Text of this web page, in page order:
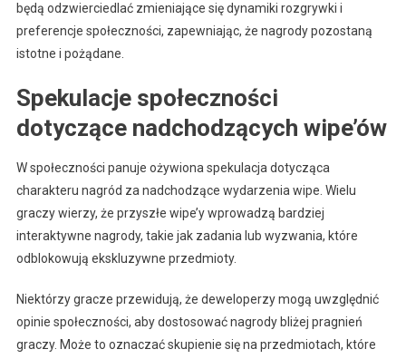
będą odzwierciedlać zmieniające się dynamiki rozgrywki i
preferencje społeczności, zapewniając, że nagrody pozostaną
istotne i pożądane.
Spekulacje społeczności
dotyczące nadchodzących wipe’ów
W społeczności panuje ożywiona spekulacja dotycząca
charakteru nagród za nadchodzące wydarzenia wipe. Wielu
graczy wierzy, że przyszłe wipe’y wprowadzą bardziej
interaktywne nagrody, takie jak zadania lub wyzwania, które
odblokowują ekskluzywne przedmioty.
Niektórzy gracze przewidują, że deweloperzy mogą uwzględnić
opinie społeczności, aby dostosować nagrody bliżej pragnień
graczy. Może to oznaczać skupienie się na przedmiotach, które